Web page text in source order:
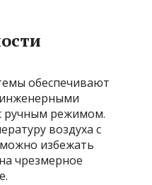
обеспечивают
ручным режимом.
воздуха с
избежать
чрезмерное